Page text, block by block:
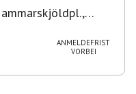
ANMELDEFRIST
VORBEI